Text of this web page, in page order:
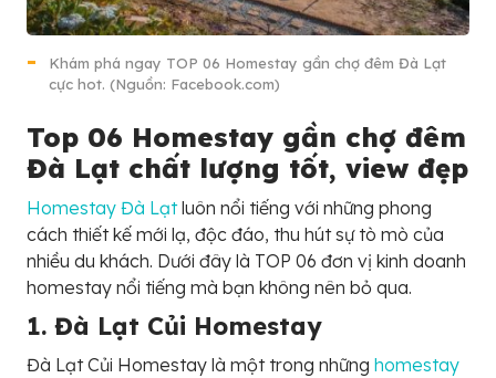
Khám phá ngay TOP 06 Homestay gần chợ đêm Đà Lạt
cực hot. (Nguồn: Facebook.com)
Top 06 Homestay gần chợ đêm
Đà Lạt chất lượng tốt, view đẹp
Homestay Đà Lạtluôn nổi tiếng với những phong
cách thiết kế mới lạ, độc đáo, thu hút sự tò mò của
nhiều du khách. Dưới đây là TOP 06 đơn vị kinh doanh
homestay nổi tiếng mà bạn không nên bỏ qua.
1. Đà Lạt Củi Homestay
Đà Lạt Củi Homestay là một trong những homestay